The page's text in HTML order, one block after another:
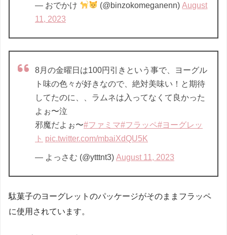
— おでかけ (@binzokomeganenn)August
11, 2023
8月の金曜日は100円引きという事で、ヨーグル
ト味の色々が好きなので、絶対美味い！と期待
してたのに、、ラムネは入ってなくて良かった
よぉ〜泣
邪魔だよぉ〜#ファミマ#フラッペ#ヨーグレッ
ト pic.twitter.com/mbaiXdQU5K
— よっさむ (@ytttnt3) August 11, 2023
駄菓子のヨーグレットのパッケージがそのままフラッペ
に使用されています。